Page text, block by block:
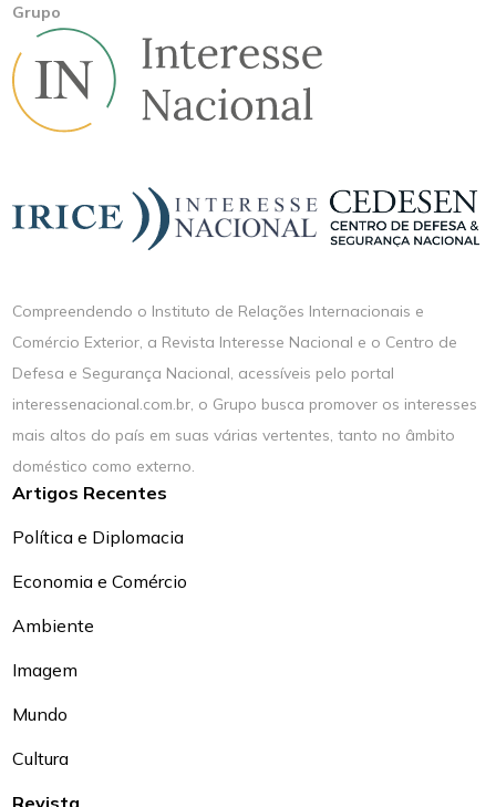
Grupo
Compreendendo o Instituto de Relações Internacionais e
Comércio Exterior, a Revista Interesse Nacional e o Centro de
Defesa e Segurança Nacional, acessíveis pelo portal
interessenacional.com.br, o Grupo busca promover os interesses
mais altos do país em suas várias vertentes, tanto no âmbito
doméstico como externo.
Artigos Recentes
Política e Diplomacia
Economia e Comércio
Ambiente
Imagem
Mundo
Cultura